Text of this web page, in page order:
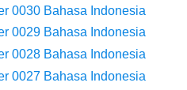
Peran Penting Dalam Perfilman
0030 Bahasa Indonesia
0029 Bahasa Indonesia
0028 Bahasa Indonesia
0027 Bahasa Indonesia